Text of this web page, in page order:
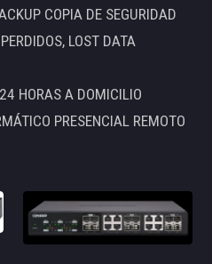
COPIA DE SEGURIDAD
LOST DATA
HORAS A DOMICILIO
PRESENCIAL REMOTO